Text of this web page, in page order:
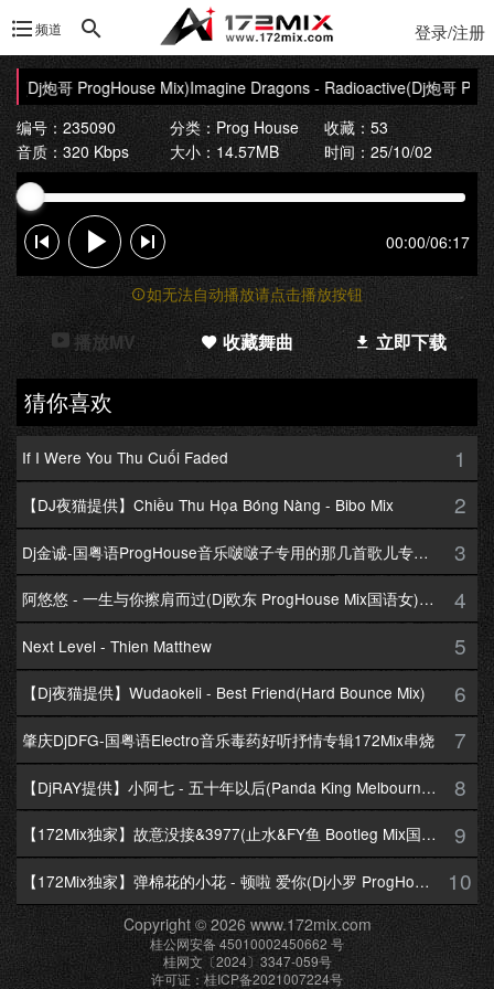
频道 登录/注册
炮哥 ProgHouse Mix)Imagine Dragons - Radioactive(Dj炮哥
编号：235090
分类：Prog House
收藏：53
音质：320 Kbps
大小：14.57MB 时间：25/10/02
00:00/06:17
如无法自动播放请点击播放按钮
播放MV 收藏舞曲 立即下载
猜你喜欢
If I Were You Thu Cuối Faded 1
【DJ夜猫提供】Chiều Thu Họa Bóng Nàng - Bibo Mix 2
Dj金诚-国粤语ProgHouse音乐啵啵子专用的那几首歌儿专辑172Mix串烧 3
阿悠悠 - 一生与你擦肩而过(Dj欧东 ProgHouse Mix国语女)Dj小耀修改 4
Next Level - Thien Matthew 5
【Dj夜猫提供】Wudaokeli - Best Friend(Hard Bounce Mix) 6
肇庆DjDFG-国粤语Electro音乐毒药好听抒情专辑172Mix串烧 7
【DjRAY提供】小阿七 - 五十年以后(Panda King Melbourne Mix国语女) 8
【172Mix独家】故意没接&3977(止水&FY鱼 Bootleg Mix国语男) 9
【172Mix独家】弹棉花的小花 - 顿啦 爱你(Dj小罗 ProgHouse Mix国语女)v2 10
Copyright © 2026 www.172mix.com
桂公网安备 45010002450662 号
桂网文〔2024〕3347-059号
许可证：桂ICP备2021007224号